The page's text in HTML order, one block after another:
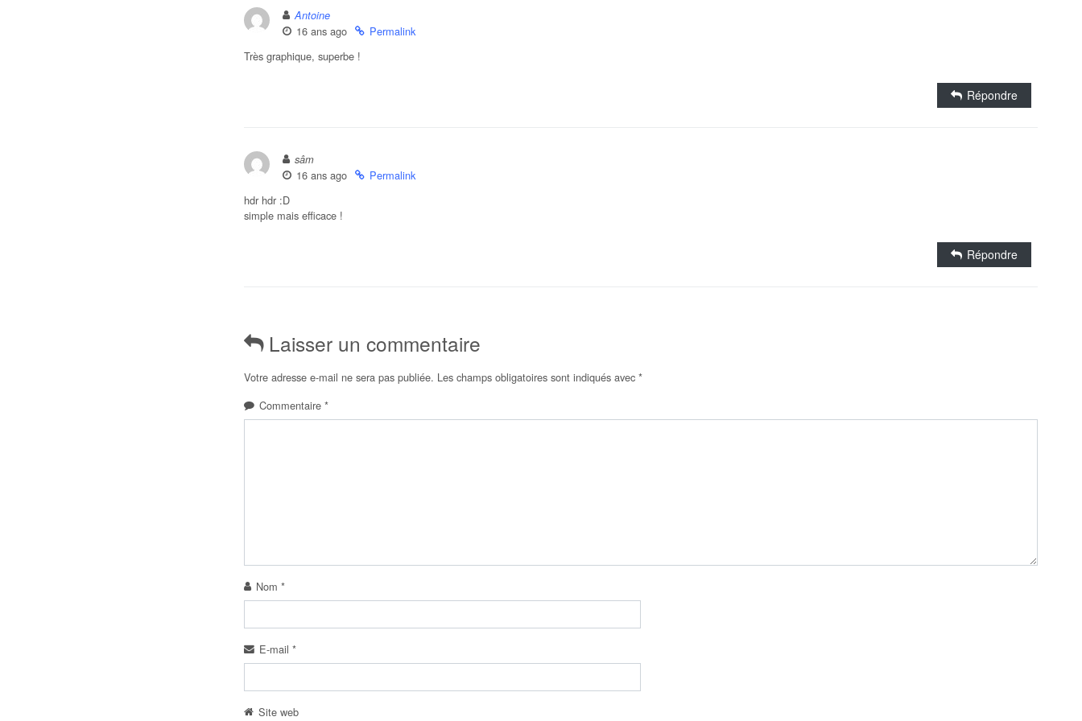
Antoine
16 ans ago
Permalink
Très graphique, superbe !
Répondre
sâm
16 ans ago
Permalink
hdr hdr :D
simple mais efficace !
Répondre
Laisser un commentaire
Votre adresse e-mail ne sera pas publiée. Les champs obligatoires sont indiqués avec *
Commentaire *
Nom *
E-mail *
Site web